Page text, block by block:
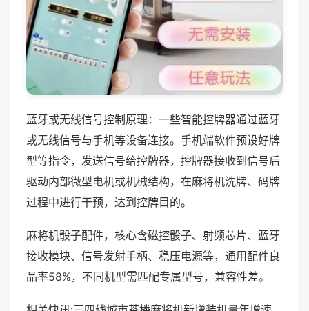
蓝牙或无线信号控制原理：一些智能控牌器通过蓝牙
或无线信号与手机等设备连接。手机端软件预设好牌
型等指令，发送信号给控牌器，控牌器接收到信号后
驱动内部微型电机或机械结构，在麻将机洗牌、码牌
过程中进行干预，达到控牌目的。
麻将机骰子配件，核心含磁控骰子、射频芯片、蓝牙
接收模块、信号发射手柄、稳压电源等，通用配件良
品率58%，不同机型需匹配专属型号，兼容性差。